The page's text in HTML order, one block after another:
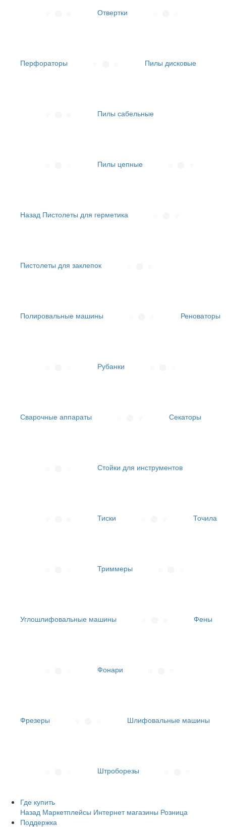
Отвертки
Перфораторы Пилы дисковые
Пилы сабельные
Пилы цепные
Назад Пистолеты для герметика
Пистолеты для заклепок
Полировальные машины Реноваторы
Рубанки
Сварочные аппараты Секаторы
Стойки для инструментов
Тиски Точила
Триммеры
Углошлифовальные машины Фены
Фонари
Фрезеры Шлифовальные машины
Штроборезы
Где купить
Назад Маркетплейсы Интернет магазины Розница
Поддержка